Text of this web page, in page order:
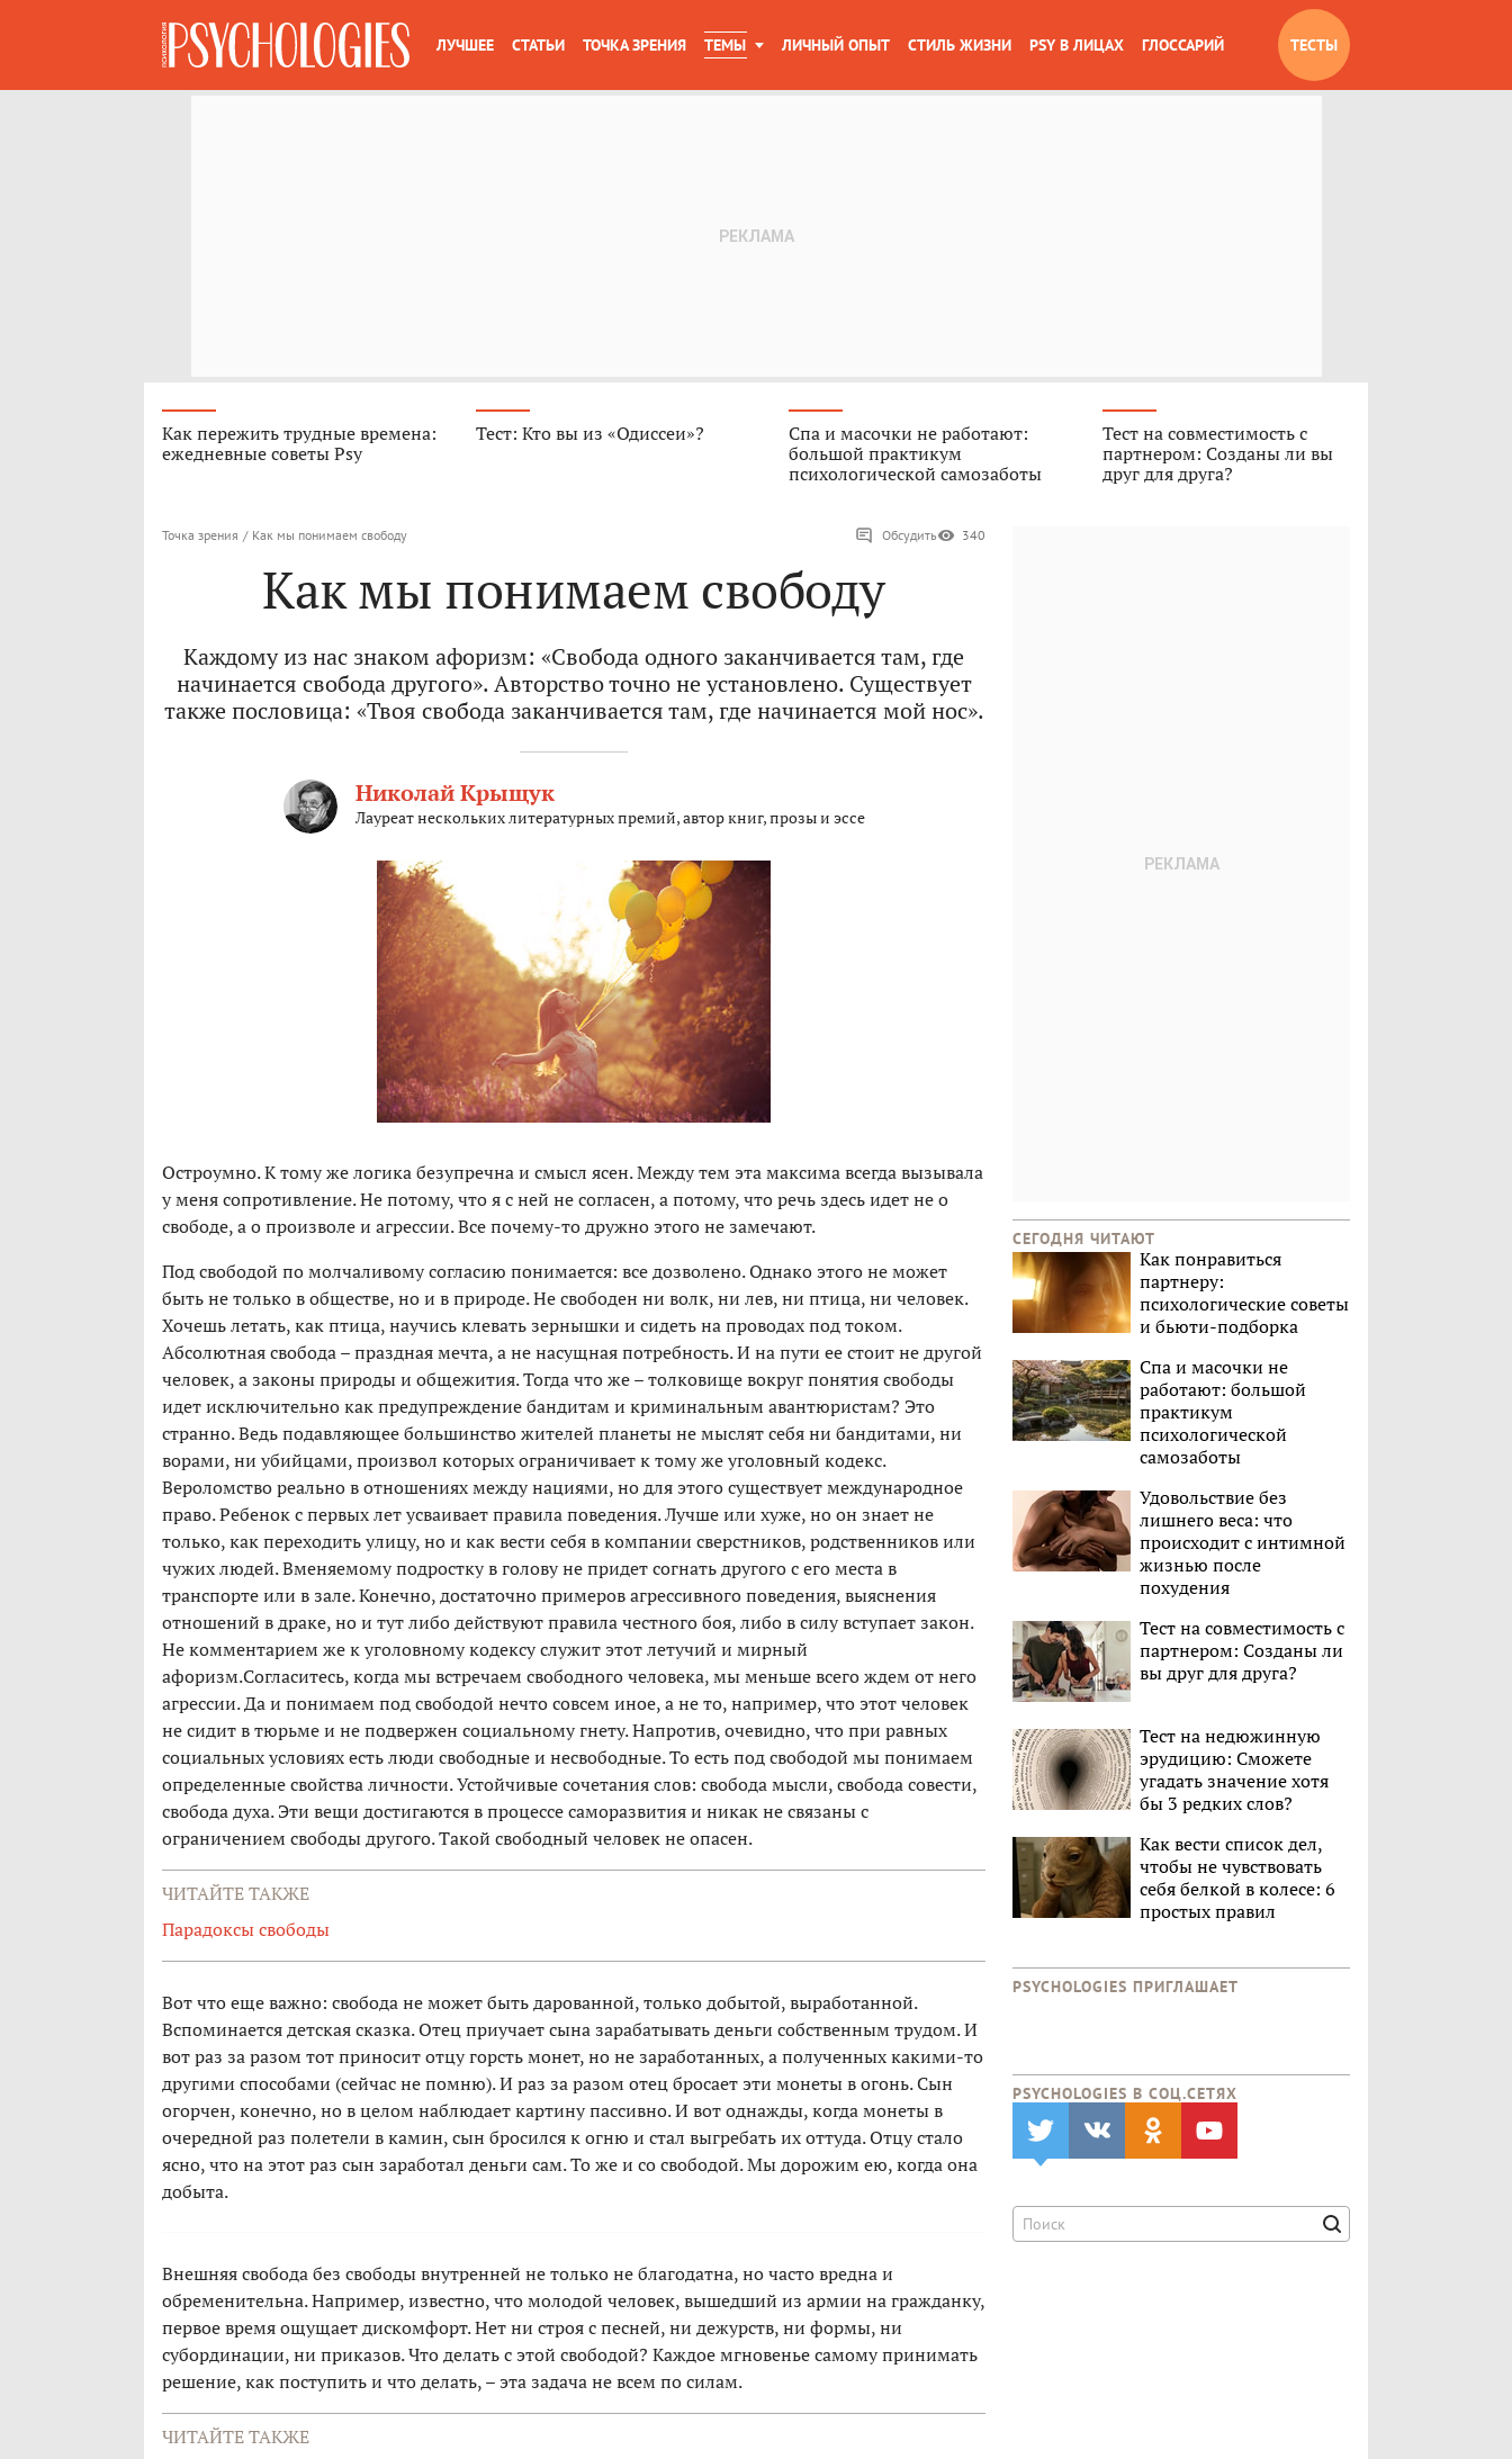
ЛУЧШЕЕ СТАТЬИ ТОЧКА ЗРЕНИЯ ТЕМЫ ЛИЧНЫЙ ОПЫТ СТИЛЬ ЖИЗНИ PSY В ЛИЦАХ ГЛОССАРИЙ ТЕСТЫ
Как пережить трудные времена:
ежедневные советы Psy
Тест: Кто вы из «Одиссеи»?
Спа и масочки не работают:
большой практикум
психологической самозаботы
Тест на совместимость с
партнером: Созданы ли вы
друг для друга?
Точка зрения / Как мы понимаем свободу Обсудить 340
Как мы понимаем свободу
Каждому из нас знаком афоризм: «Свобода одного заканчивается там, где
начинается свобода другого». Авторство точно не установлено. Существует
также пословица: «Твоя свобода заканчивается там, где начинается мой нос».
Николай Крыщук
Лауреат нескольких литературных премий, автор книг, прозы и эссе
Остроумно. К тому же логика безупречна и смысл ясен. Между тем эта максима всегда вызывала
у меня сопротивление. Не потому, что я с ней не согласен, а потому, что речь здесь идет не о
свободе, а о произволе и агрессии. Все почему-то дружно этого не замечают.
Под свободой по молчаливому согласию понимается: все дозволено. Однако этого не может
быть не только в обществе, но и в природе. Не свободен ни волк, ни лев, ни птица, ни человек.
Хочешь летать, как птица, научись клевать зернышки и сидеть на проводах под током.
Абсолютная свобода – праздная мечта, а не насущная потребность. И на пути ее стоит не другой
человек, а законы природы и общежития. Тогда что же – толковище вокруг понятия свободы
идет исключительно как предупреждение бандитам и криминальным авантюристам? Это
странно. Ведь подавляющее большинство жителей планеты не мыслят себя ни бандитами, ни
ворами, ни убийцами, произвол которых ограничивает к тому же уголовный кодекс.
Вероломство реально в отношениях между нациями, но для этого существует международное
право. Ребенок с первых лет усваивает правила поведения. Лучше или хуже, но он знает не
только, как переходить улицу, но и как вести себя в компании сверстников, родственников или
чужих людей. Вменяемому подростку в голову не придет согнать другого с его места в
транспорте или в зале. Конечно, достаточно примеров агрессивного поведения, выяснения
отношений в драке, но и тут либо действуют правила честного боя, либо в силу вступает закон.
Не комментарием же к уголовному кодексу служит этот летучий и мирный
афоризм.Согласитесь, когда мы встречаем свободного человека, мы меньше всего ждем от него
агрессии. Да и понимаем под свободой нечто совсем иное, а не то, например, что этот человек
не сидит в тюрьме и не подвержен социальному гнету. Напротив, очевидно, что при равных
социальных условиях есть люди свободные и несвободные. То есть под свободой мы понимаем
определенные свойства личности. Устойчивые сочетания слов: свобода мысли, свобода совести,
свобода духа. Эти вещи достигаются в процессе саморазвития и никак не связаны с
ограничением свободы другого. Такой свободный человек не опасен.
ЧИТАЙТЕ ТАКЖЕ
Парадоксы свободы
Вот что еще важно: свобода не может быть дарованной, только добытой, выработанной.
Вспоминается детская сказка. Отец приучает сына зарабатывать деньги собственным трудом. И
вот раз за разом тот приносит отцу горсть монет, но не заработанных, а полученных какими-то
другими способами (сейчас не помню). И раз за разом отец бросает эти монеты в огонь. Сын
огорчен, конечно, но в целом наблюдает картину пассивно. И вот однажды, когда монеты в
очередной раз полетели в камин, сын бросился к огню и стал выгребать их оттуда. Отцу стало
ясно, что на этот раз сын заработал деньги сам. То же и со свободой. Мы дорожим ею, когда она
добыта.
Внешняя свобода без свободы внутренней не только не благодатна, но часто вредна и
обременительна. Например, известно, что молодой человек, вышедший из армии на гражданку,
первое время ощущает дискомфорт. Нет ни строя с песней, ни дежурств, ни формы, ни
субординации, ни приказов. Что делать с этой свободой? Каждое мгновенье самому принимать
решение, как поступить и что делать, – эта задача не всем по силам.
ЧИТАЙТЕ ТАКЖЕ
СЕГОДНЯ ЧИТАЮТ
Как понравиться
партнеру:
психологические советы
и бьюти-подборка
Спа и масочки не
работают: большой
практикум
психологической
самозаботы
Удовольствие без
лишнего веса: что
происходит с интимной
жизнью после
похудения
Тест на совместимость с
партнером: Созданы ли
вы друг для друга?
Тест на недюжинную
эрудицию: Сможете
угадать значение хотя
бы 3 редких слов?
Как вести список дел,
чтобы не чувствовать
себя белкой в колесе: 6
простых правил
PSYCHOLOGIES ПРИГЛАШАЕТ
PSYCHOLOGIES В CОЦ.СЕТЯХ